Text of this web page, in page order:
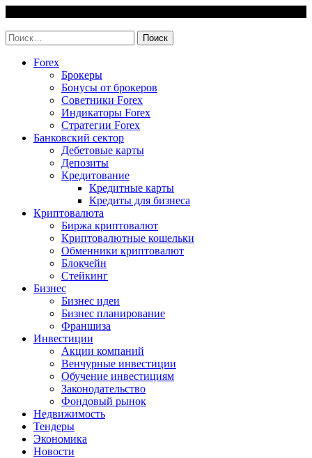
content
Найти:
Forex
Брокеры
Бонусы от брокеров
Советники Forex
Индикаторы Forex
Стратегии Forex
Банковский сектор
Дебетовые карты
Депозиты
Кредитование
Кредитные карты
Кредиты для бизнеса
Криптовалюта
Биржа криптовалют
Криптовалютные кошельки
Обменники криптовалют
Блокчейн
Стейкинг
Бизнес
Бизнес идеи
Бизнес планирование
Франшиза
Инвестиции
Акции компаний
Венчурные инвестиции
Обучение инвестициям
Законодательство
Фондовый рынок
Недвижимость
Тендеры
Экономика
Новости